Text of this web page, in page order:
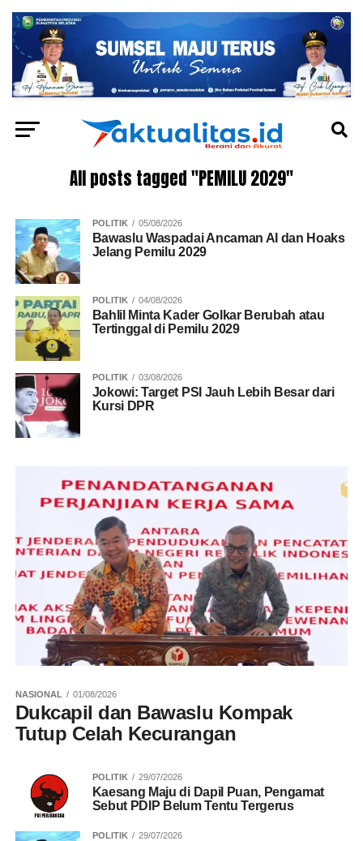
All posts tagged "PEMILU 2029"
POLITIK 05/08/2026
Bawaslu Waspadai Ancaman AI dan Hoaks
Jelang Pemilu 2029
POLITIK 04/08/2026
Bahlil Minta Kader Golkar Berubah atau
Tertinggal di Pemilu 2029
POLITIK 03/08/2026
Jokowi: Target PSI Jauh Lebih Besar dari
Kursi DPR
NASIONAL 01/08/2026
Dukcapil dan Bawaslu Kompak
Tutup Celah Kecurangan
POLITIK 29/07/2026
Kaesang Maju di Dapil Puan, Pengamat
Sebut PDIP Belum Tentu Tergerus
POLITIK 29/07/2026